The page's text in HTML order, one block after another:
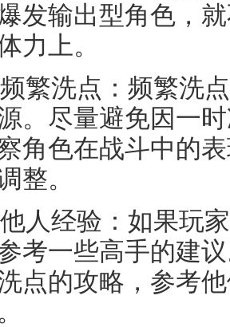
发输出型角色，
力上。
繁洗点：频繁洗
。尽量避免因一
角色在战斗中的
整。
人经验：如果玩
考一些高手的建
点的攻略，参考